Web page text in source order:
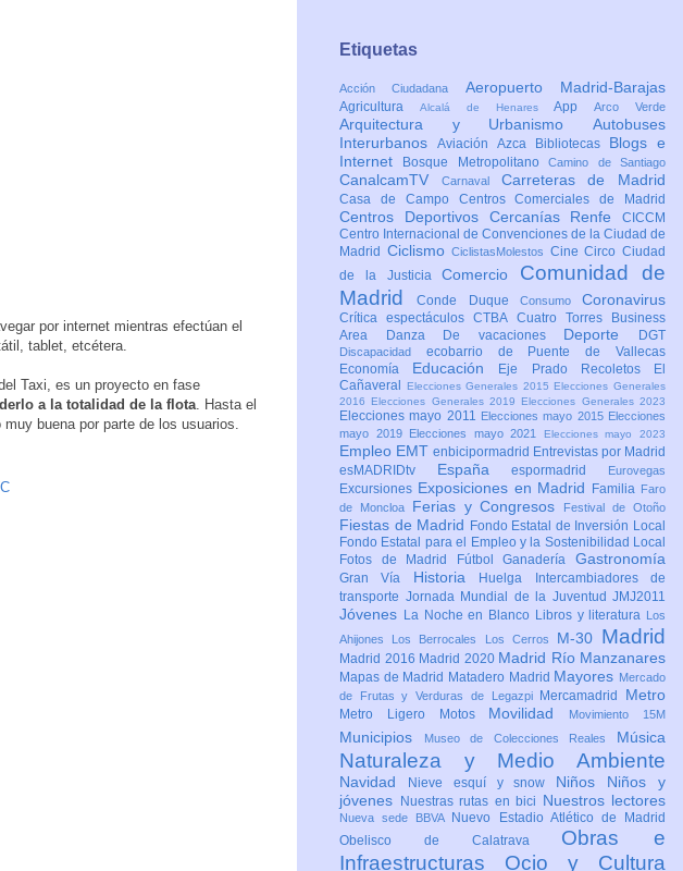
por internet mientras efectúan el
tablet, etcétera.
Taxi, es un proyecto en fase
a la totalidad de la flota . Hasta el
buena por parte de los usuarios.
Etiquetas
Acción Ciudadana Aeropuerto Madrid-Barajas
Agricultura Alcalá de HenaresAppArco Verde
Arquitectura y Urbanismo Autobuses
Interurbanos Aviación Azca Bibliotecas Blogs e
Internet
Bosque MetropolitanoCamino de Santiago
CanalcamTV Carnaval Carreteras de Madrid
Casa de Campo Centros Comerciales de Madrid
Centros Deportivos Cercanías Renfe CICCM
Centro Internacional de Convenciones de la Ciudad de
Madrid CiclismoCiclistasMolestos CineCircoCiudad
de la JusticiaComercio Comunidad de
MadridConde Duque Consumo Coronavirus
Crítica espectáculosCTBA Cuatro Torres Business
Area
Danza De vacaciones Deporte DGT
Discapacidad ecobarrio de Puente de Vallecas
Economía Educación Eje Prado Recoletos
El
Cañaveral
Elecciones Generales 2015 Elecciones Generales
2016 Elecciones Generales 2019 Elecciones Generales 2023
Elecciones mayo 2011 Elecciones mayo 2015 Elecciones
mayo 2019
Elecciones mayo 2021 Elecciones mayo 2023
Empleo EMT enbicipormadrid Entrevistas por Madrid
esMADRIDtv Españaespormadrid Eurovegas
Excursiones Exposiciones en Madrid Familia Faro
de Moncloa
Ferias y Congresos Festival de Otoño
Fiestas de Madrid Fondo Estatal de Inversión Local
Fondo Estatal para el Empleo y la Sostenibilidad Local
Fotos de Madrid
FútbolGanaderíaGastronomía
Gran Vía Historia Huelga
Intercambiadores de
transporte Jornada Mundial de la Juventud JMJ2011
Jóvenes La Noche en Blanco Libros y literatura
Los
Ahijones
Los Berrocales Los Cerros M-30 Madrid
Madrid 2016 Madrid 2020 Madrid Río Manzanares
Mapas de Madrid Matadero Madrid Mayores Mercado
de Frutas y Verduras de Legazpi
Mercamadrid Metro
Metro Ligero Motos Movilidad Movimiento 15M
Municipios Museo de Colecciones Reales Música
Naturaleza y Medio Ambiente
Navidad Nieve esquí y snow Niños Niños y
jóvenes
Nuestras rutas en bici Nuestros lectores
Nueva sede BBVA
Nuevo Estadio Atlético de Madrid
Obelisco de Calatrava Obras e
Infraestructuras Ocio y Cultura